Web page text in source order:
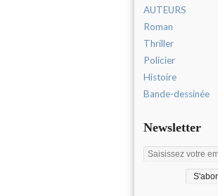
AUTEURS
Roman
Thriller
Policier
Histoire
Bande-dessinée
Newsletter